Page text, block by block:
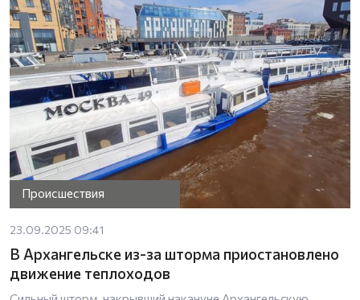
Происшествия
23.09.2025 09:41
В Архангельске из-за шторма приостановлено
движение теплоходов